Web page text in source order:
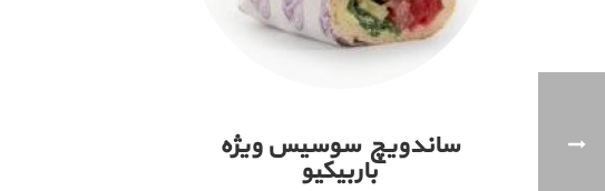
ساندویچ سوسیس ویژه
باربیکیو